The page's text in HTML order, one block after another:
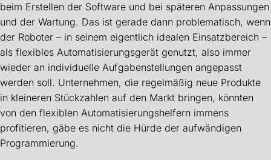
beim Erstellen der Software und bei späteren Anpassungen
und der Wartung. Das ist gerade dann problematisch, wenn
der Roboter – in seinem eigentlich idealen Einsatzbereich –
als flexibles Automatisierungsgerät genutzt, also immer
wieder an individuelle Aufgabenstellungen angepasst
werden soll. Unternehmen, die regelmäßig neue Produkte
in kleineren Stückzahlen auf den Markt bringen, könnten
von den flexiblen Automatisierungshelfern immens
profitieren, gäbe es nicht die Hürde der aufwändigen
Programmierung.